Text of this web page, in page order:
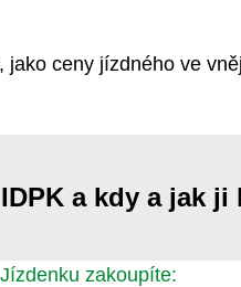
ceny jízdného ve
a kdy a jak ji
Jízdenku zakoupíte: